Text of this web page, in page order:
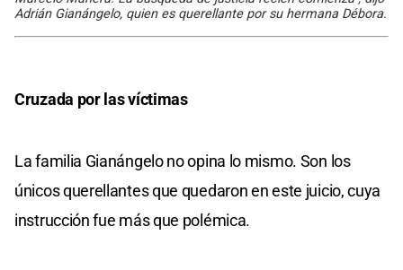
Adrián Gianángelo, quien es querellante por su hermana Débora.
Cruzada por las víctimas
La familia Gianángelo no opina lo mismo. Son los
únicos querellantes que quedaron en este juicio, cuya
instrucción fue más que polémica.